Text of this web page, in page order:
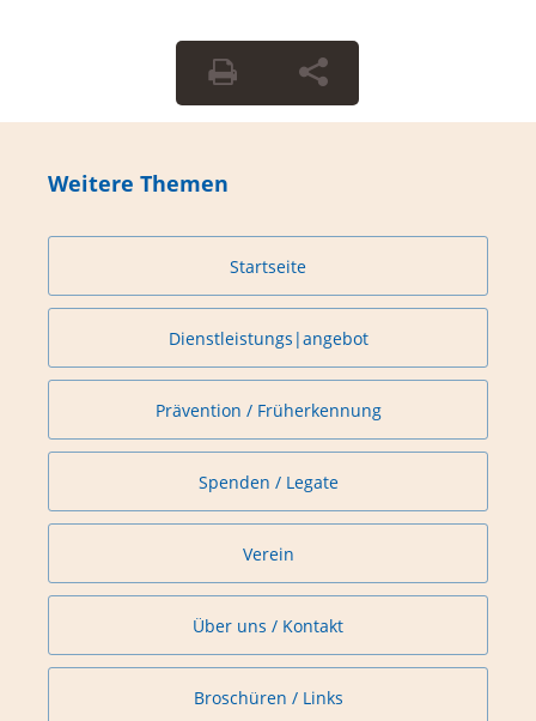
Weitere Themen
Startseite
Dienstleistungs|angebot
Prävention / Früherkennung
Spenden / Legate
Verein
Über uns / Kontakt
Broschüren / Links